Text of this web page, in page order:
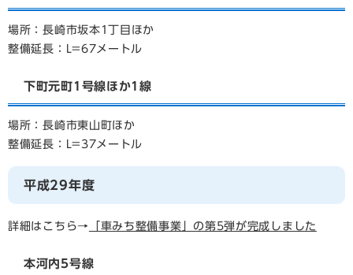
場所：長崎市坂本1丁目ほか
整備延長：L=67メートル
下町元町1号線ほか1線
場所：長崎市東山町ほか
整備延長：L=37メートル
平成29年度
詳細はこちら→ 「車みち整備事業」の第5弾が完成しました
本河内5号線